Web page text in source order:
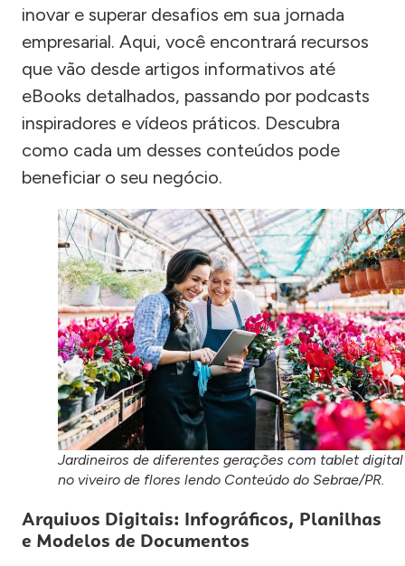
inovar e superar desafios em sua jornada
empresarial. Aqui, você encontrará recursos
que vão desde artigos informativos até
eBooks detalhados, passando por podcasts
inspiradores e vídeos práticos. Descubra
como cada um desses conteúdos pode
beneficiar o seu negócio.
Jardineiros de diferentes gerações com tablet digital
no viveiro de flores lendo Conteúdo do Sebrae/PR.
Arquivos Digitais: Infográficos, Planilhas
e Modelos de Documentos